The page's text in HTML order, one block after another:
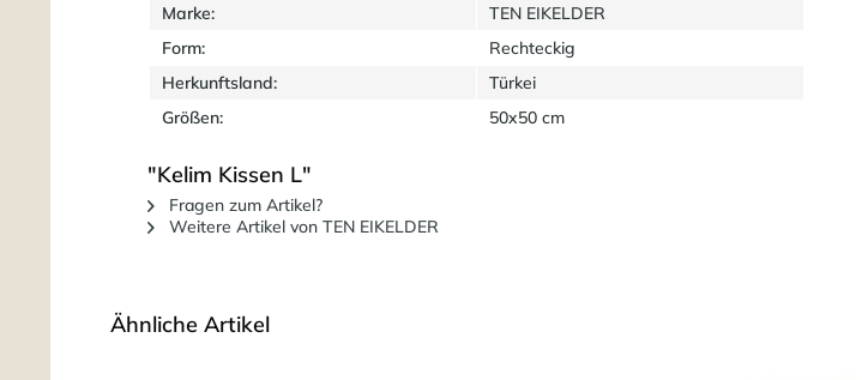
Marke:
TEN EIKELDER
Form:
Rechteckig
Herkunftsland:
Türkei
Größen:
50x50 cm
"Kelim Kissen L"
Fragen zum Artikel?
Weitere Artikel von TEN EIKELDER
Ähnliche Artikel